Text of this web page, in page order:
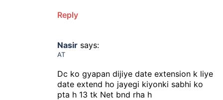
Reply
Nasir says:
AT
Dc ko gyapan dijiye date extension k liye
date extend ho jayegi kiyonki sabhi ko
pta h 13 tk Net bnd rha h